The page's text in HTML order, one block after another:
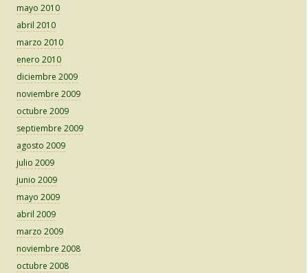
mayo 2010
abril 2010
marzo 2010
enero 2010
diciembre 2009
noviembre 2009
octubre 2009
septiembre 2009
agosto 2009
julio 2009
junio 2009
mayo 2009
abril 2009
marzo 2009
noviembre 2008
octubre 2008